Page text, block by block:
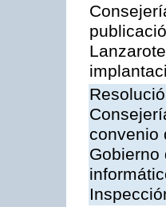
convenio
Gobierno